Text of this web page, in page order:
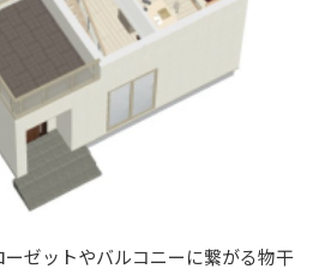
ーゼットやバルコニーに繋がる物干